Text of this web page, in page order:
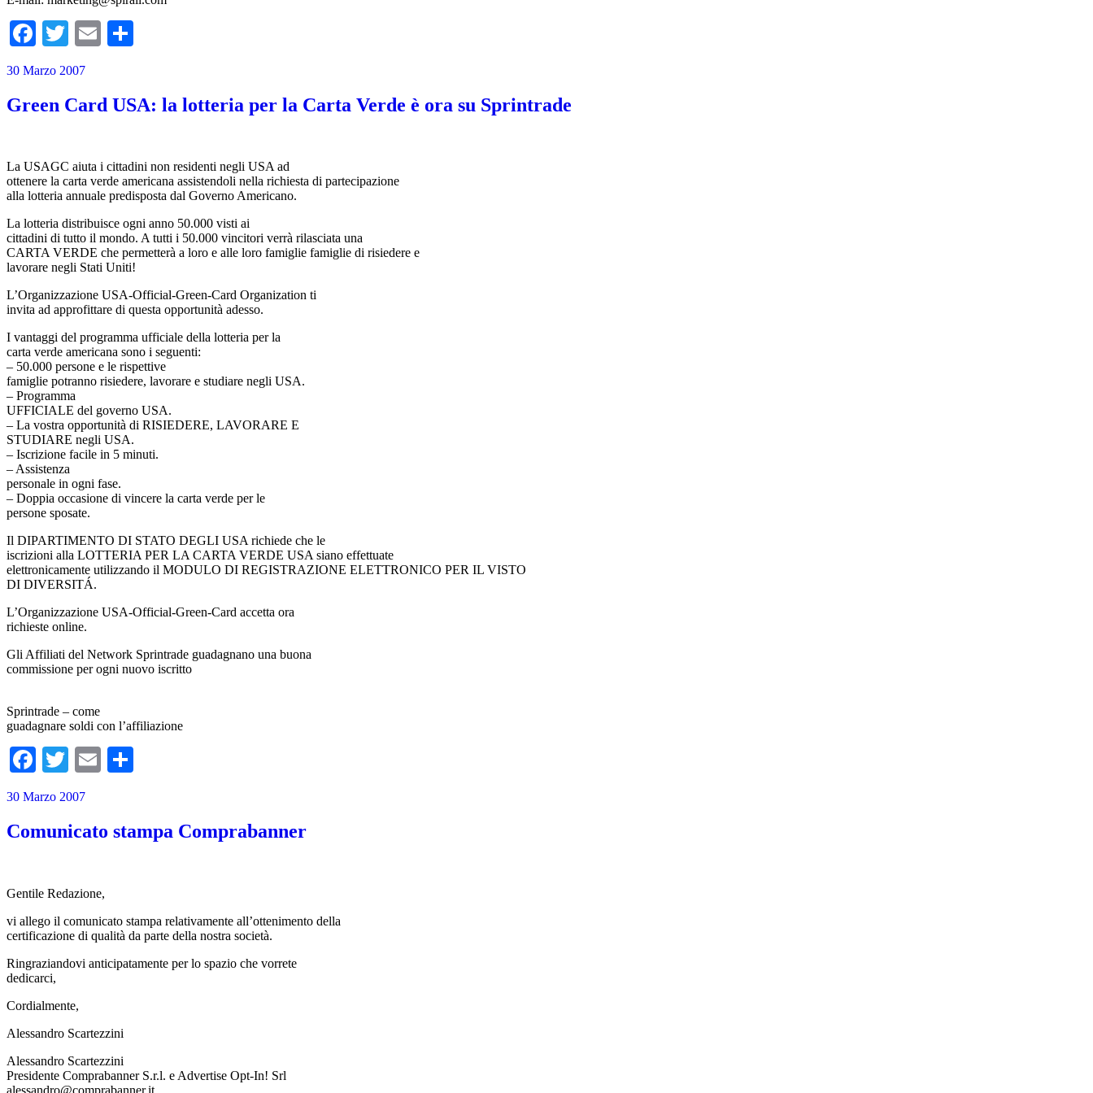
Facebook
Twitter
Email
30 Marzo 2007
Green Card USA: la lotteria per la Carta Verde è ora su Sprintrade
La USAGC aiuta i cittadini non residenti negli USA ad
ottenere la carta verde americana assistendoli nella richiesta di partecipazione
alla lotteria annuale predisposta dal Governo Americano.
La lotteria distribuisce ogni anno 50.000 visti ai
cittadini di tutto il mondo. A tutti i 50.000 vincitori verrà rilasciata una
CARTA VERDE che permetterà a loro e alle loro famiglie famiglie di risiedere e
lavorare negli Stati Uniti!
L’Organizzazione USA-Official-Green-Card Organization ti
invita ad approfittare di questa opportunità adesso.
I vantaggi del programma ufficiale della lotteria per la
carta verde americana sono i seguenti:
– 50.000 persone e le rispettive
famiglie potranno risiedere, lavorare e studiare negli USA.
– Programma
UFFICIALE del governo USA.
– La vostra opportunità di RISIEDERE, LAVORARE E
STUDIARE negli USA.
– Iscrizione facile in 5 minuti.
– Assistenza
personale in ogni fase.
– Doppia occasione di vincere la carta verde per le
persone sposate.
Il DIPARTIMENTO DI STATO DEGLI USA richiede che le
iscrizioni alla LOTTERIA PER LA CARTA VERDE USA siano effettuate
elettronicamente utilizzando il MODULO DI REGISTRAZIONE ELETTRONICO PER IL VISTO
DI DIVERSITÁ.
L’Organizzazione USA-Official-Green-Card accetta ora
richieste online.
Gli Affiliati del Network Sprintrade guadagnano una buona
commissione per ogni nuovo iscritto
Sprintrade – come
guadagnare soldi con l’affiliazione
Facebook
TwitterEmail
30 Marzo 2007
Comunicato stampa Comprabanner
Gentile Redazione,
vi allego il comunicato stampa relativamente all’ottenimento della
certificazione di qualità da parte della nostra società.
Ringraziandovi anticipatamente per lo spazio che vorrete
dedicarci,
Cordialmente,
Alessandro Scartezzini
Alessandro Scartezzini
Presidente Comprabanner S.r.l. e Advertise Opt-In! Srl